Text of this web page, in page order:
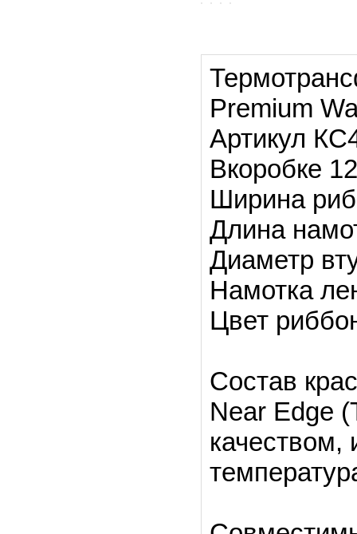
Premium
Артикул
Вкоробке
Ширина
Длина
Диаметр
Намотка
Цвет
Состав
Near Edge
качеством,